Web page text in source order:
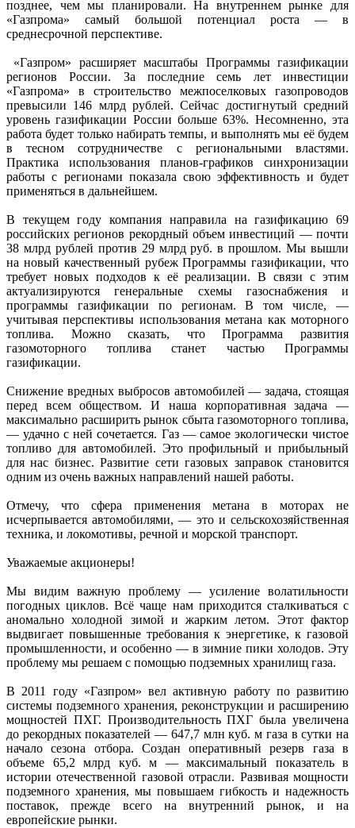
позднее, чем мы планировали. На внутреннем рынке для
«Газпрома» самый большой потенциал роста — в
среднесрочной перспективе.
«Газпром» расширяет масштабы Программы газификации
регионов России. За последние семь лет инвестиции
«Газпрома» в строительство межпоселковых газопроводов
превысили 146 млрд рублей. Сейчас достигнутый средний
уровень газификации России больше 63%. Несомненно, эта
работа будет только набирать темпы, и выполнять мы её будем
в тесном сотрудничестве с региональными властями.
Практика использования планов-графиков синхронизации
работы с регионами показала свою эффективность и будет
применяться в дальнейшем.
В текущем году компания направила на газификацию 69
российских регионов рекордный объем инвестиций — почти
38 млрд рублей против 29 млрд руб. в прошлом. Мы вышли
на новый качественный рубеж Программы газификации, что
требует новых подходов к её реализации. В связи с этим
актуализируются генеральные схемы газоснабжения и
программы газификации по регионам. В том числе, —
учитывая перспективы использования метана как моторного
топлива. Можно сказать, что Программа развития
газомоторного топлива станет частью Программы
газификации.
Снижение вредных выбросов автомобилей — задача, стоящая
перед всем обществом. И наша корпоративная задача —
максимально расширить рынок сбыта газомоторного топлива,
— удачно с ней сочетается. Газ — самое экологически чистое
топливо для автомобилей. Это профильный и прибыльный
для нас бизнес. Развитие сети газовых заправок становится
одним из очень важных направлений нашей работы.
Отмечу, что сфера применения метана в моторах не
исчерпывается автомобилями, — это и сельскохозяйственная
техника, и локомотивы, речной и морской транспорт.
Уважаемые акционеры!
Мы видим важную проблему — усиление волатильности
погодных циклов. Всё чаще нам приходится сталкиваться с
аномально холодной зимой и жарким летом. Этот фактор
выдвигает повышенные требования к энергетике, к газовой
промышленности, и особенно — в зимние пики холодов. Эту
проблему мы решаем с помощью подземных хранилищ газа.
В 2011 году «Газпром» вел активную работу по развитию
системы подземного хранения, реконструкции и расширению
мощностей ПХГ. Производительность ПХГ была увеличена
до рекордных показателей — 647,7 млн куб. м газа в сутки на
начало сезона отбора. Создан оперативный резерв газа в
объеме 65,2 млрд куб. м — максимальный показатель в
истории отечественной газовой отрасли. Развивая мощности
подземного хранения, мы повышаем гибкость и надежность
поставок, прежде всего на внутренний рынок, и на
европейские рынки.